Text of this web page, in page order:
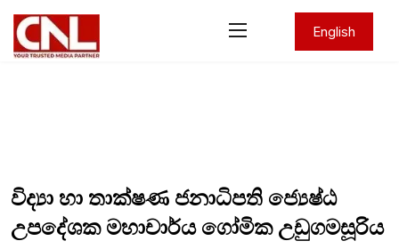
English
විද්‍යා හා තාක්ෂණ ජනාධිපති ජ්‍යෙෂ්ඨ
උපදේශක මහාචාර්ය ගෝමික උඩුගමසූරිය